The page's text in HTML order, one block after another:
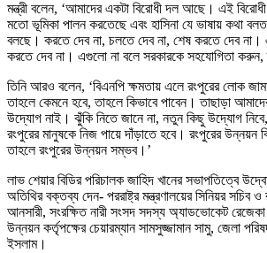
মন্ত্রী বলেন, ‘আমাদের একটা বিরোধী দল আছে। এই
মতো ভূমিকা পালন করতেছে এবং হাসিনা যে ভাষায় কথা
বলছে। করতে দেব না, চলতে দেব না, শেষ করতে দেব না।
করতে দেব না। এগুলো না বলে সরকারকে সহযোগিতা
তিনি আরও বলেন, ‘বিএনপি ক্ষমতায় এলে রংপুরের লোক
তাহলে কেমনে হবে, তাহলে কিভাবে পাবেন। তাছাড়া
উদ্যোগ নাই। ঝুঁকি নিতে জানে না, নতুন কিছু উদ্যোগ
রংপুরের মানুষকে নিজ পায়ে দাঁড়াতে হবে। রংপুরের উন্নয়ন
তাহলে রংপুরের উন্নয়ন সম্ভব।’
লাভ শেয়ার বিডির পরিচালক জাহিদ খানের সভাপতিত্বে
অতিথির বক্তব্য দেন- পররাষ্ট্র মন্ত্রণালয়ের সিনিয়র সচিব
আনসারী, সংরক্ষিত নারী সংসদ সদস্য অ্যাডভোকেট রেজেকা
উন্নয়ন কর্তৃপক্ষের চেয়ারম্যান সামসুজ্জামান সামু, জেলা
ইসলাম।